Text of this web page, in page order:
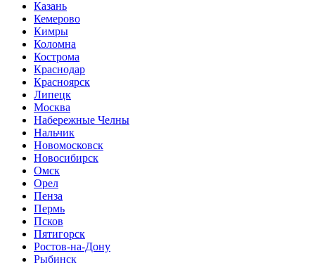
Казань
Кемерово
Кимры
Коломна
Кострома
Краснодар
Красноярск
Липецк
Москва
Набережные Челны
Нальчик
Новомосковск
Новосибирск
Омск
Орел
Пенза
Пермь
Псков
Пятигорск
Ростов-на-Дону
Рыбинск